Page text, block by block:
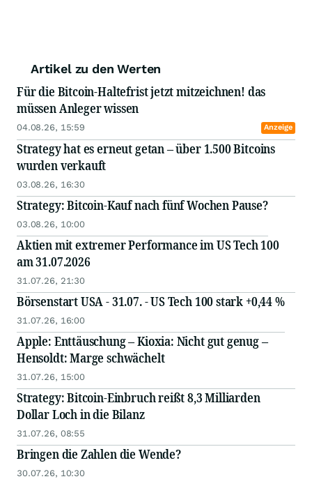
Artikel zu den Werten
Für die Bitcoin-Haltefrist jetzt mitzeichnen! das
müssen Anleger wissen
04.08.26, 15:59 Anzeige
Strategy hat es erneut getan – über 1.500 Bitcoins
wurden verkauft
03.08.26, 16:30
Strategy: Bitcoin-Kauf nach fünf Wochen Pause?
03.08.26, 10:00
Aktien mit extremer Performance im US Tech 100
am 31.07.2026
31.07.26, 21:30
Börsenstart USA - 31.07. - US Tech 100 stark +0,44 %
31.07.26, 16:00
Apple: Enttäuschung – Kioxia: Nicht gut genug –
Hensoldt: Marge schwächelt
31.07.26, 15:00
Strategy: Bitcoin-Einbruch reißt 8,3 Milliarden
Dollar Loch in die Bilanz
31.07.26, 08:55
Bringen die Zahlen die Wende?
30.07.26, 10:30